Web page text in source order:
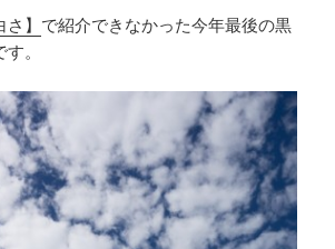
】 で紹介できなかった今年最後の黒
。